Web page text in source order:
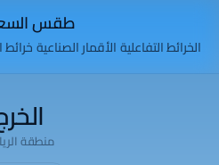
طقس
الخرائط التفاعليةالأقمار الصناعية
منطقة